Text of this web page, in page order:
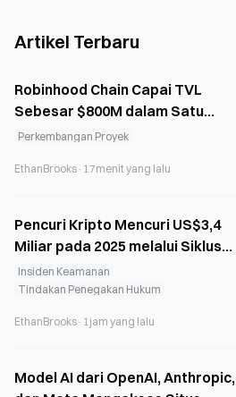
Artikel Terbaru
Robinhood Chain Capai TVL
Sebesar $800M dalam Satu
Bulan dengan Strategi Ganda
Perkembangan Proyek
EthanBrooks · 17menit yang lalu
Pencuri Kripto Mencuri US$3,4
Miliar pada 2025 melalui Siklus
Pencucian Uang Selama 45 Hari
Insiden Keamanan
Tindakan Penegakan Hukum
EthanBrooks · 1jam yang lalu
Model AI dari OpenAI, Anthropic,